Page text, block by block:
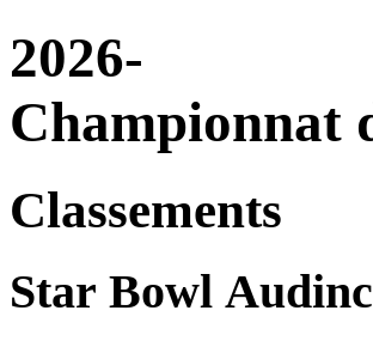
2026-
Championnat
Classements
Star Bowl